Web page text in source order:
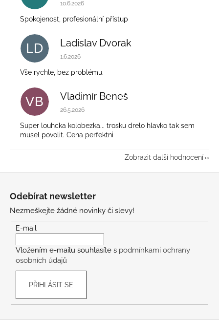
10.6.2026
Spokojenost, profesionální přístup
LD Ladislav Dvorak
Hodnocení obchodu je 5 z 5 hvězdiček.
1.6.2026
Vše rychle, bez problému.
VB Vladimír Beneš
Hodnocení obchodu je 5 z 5 hvězdiček.
26.5.2026
Super louhcka kolobezka... trosku drelo hlavko tak sem
musel povolit. Cena perfektni
Zobrazit další hodnocení
Odebírat newsletter
Nezmeškejte žádné novinky či slevy!
E-mail
Vložením e-mailu souhlasíte s podmínkami ochrany
osobních údajů
PŘIHLÁSIT SE